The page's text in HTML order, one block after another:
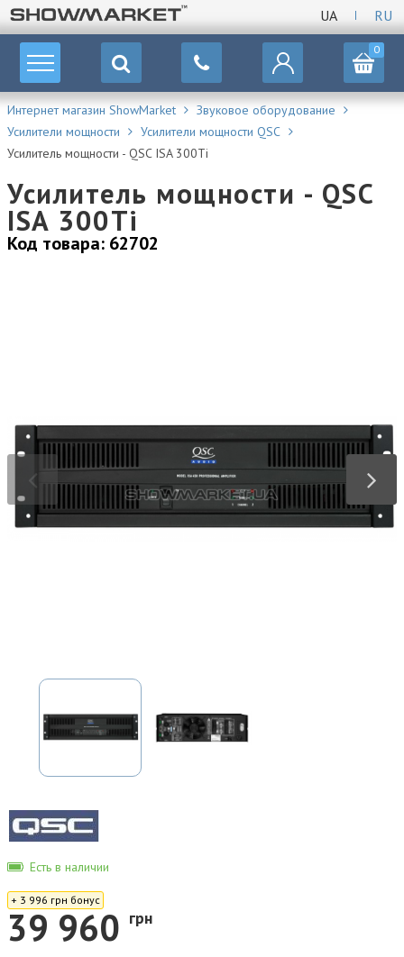
UA RU
0
Интернет магазин ShowMarket
Звуковое оборудование
Усилители мощности
Усилители мощности QSC
Усилитель мощности - QSC ISA 300Ti
Усилитель мощности - QSC
ISA 300Ti
Код товара: 62702
Есть в наличии
+ 3 996 грн бонус
39 960 грн